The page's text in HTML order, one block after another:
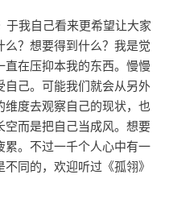
于我自己看来更希望让大家
？想要得到什么？我是觉
在压抑本我的东西。慢慢
己。可能我们就会从另外
度去观察自己的现状，也
而是把自己当成风。想要
。不过一千个人心中有一
同的，欢迎听过《孤翎》